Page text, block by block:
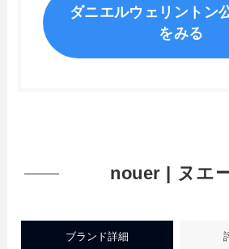
ダニエルウェリントン
をみる
nouer | ヌエ
ブランド詳細